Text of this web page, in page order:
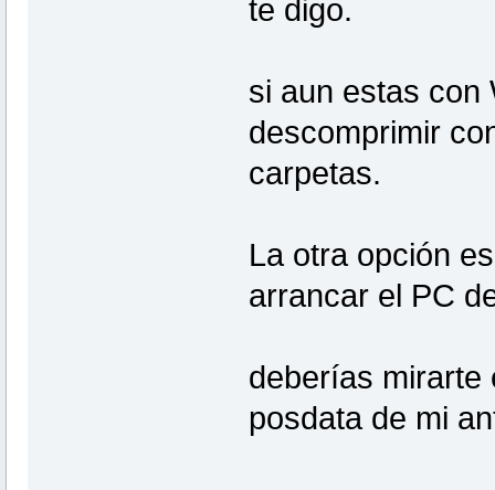
te digo.
si aun estas con
descomprimir
carpetas.
La otra opción
arrancar el PC
deberías mirarte
posdata de mi